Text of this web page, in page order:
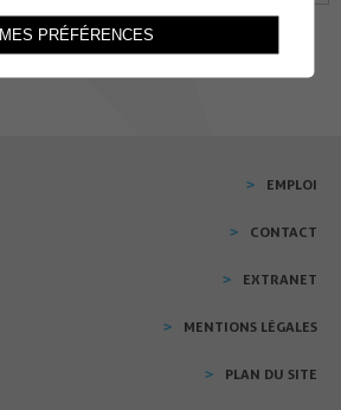
EMPLOI
CONTACT
EXTRANET
MENTIONS LÉGALES
PLAN DU SITE
MES PRÉFÉRENCES